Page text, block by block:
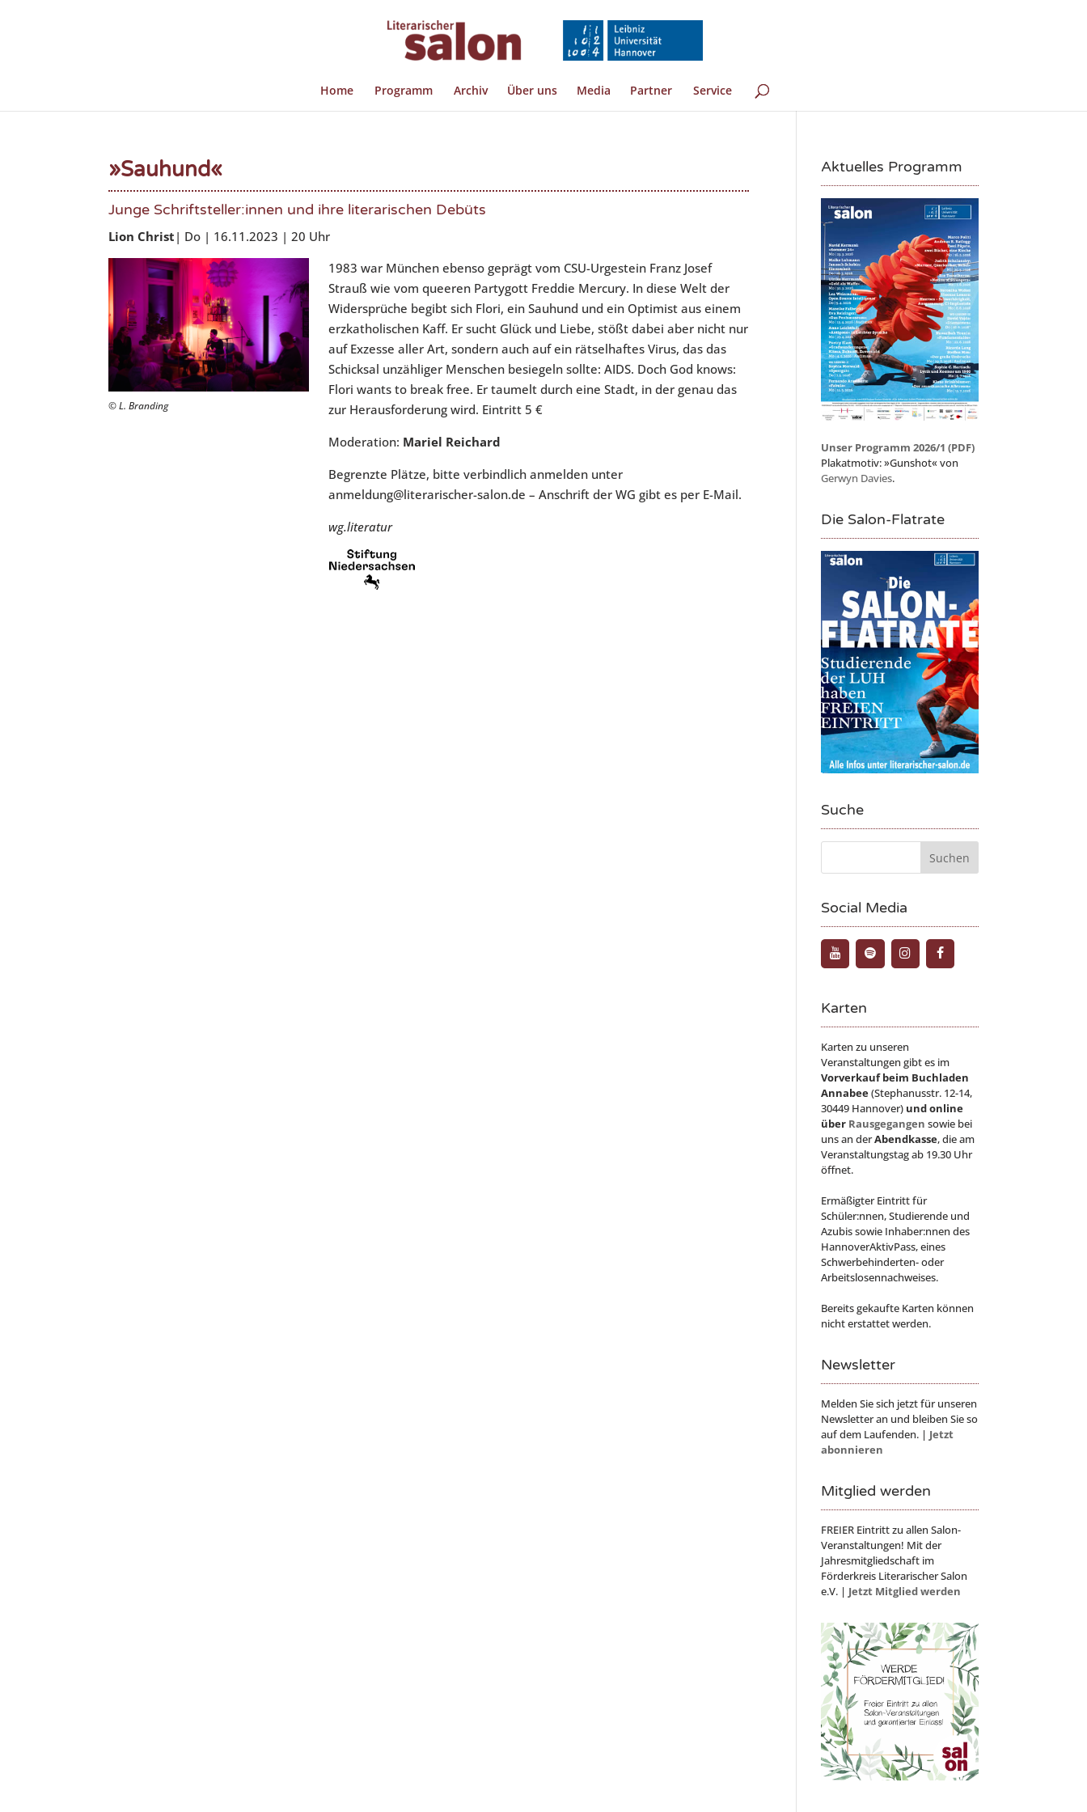
Home Programm Archiv Über uns Media Partner Service
»Sauhund«
Junge Schriftsteller:innen und ihre literarischen Debüts
Lion Christ | Do | 16.11.2023 | 20 Uhr
© L. Branding
1983 war München ebenso geprägt vom CSU-Urgestein Franz Josef
Strauß wie vom queeren Partygott Freddie Mercury. In diese Welt der
Widersprüche begibt sich Flori, ein Sauhund und ein Optimist aus einem
erzkatholischen Kaff. Er sucht Glück und Liebe, stößt dabei aber nicht nur
auf Exzesse aller Art, sondern auch auf ein rätselhaftes Virus, das das
Schicksal unzähliger Menschen besiegeln sollte: AIDS. Doch God knows:
Flori wants to break free. Er taumelt durch eine Stadt, in der genau das
zur Herausforderung wird.​ Eintritt 5 €
Moderation: Mariel Reichard
Begrenzte Plätze, bitte verbindlich anmelden unter
anmeldung@literarischer-salon.de – Anschrift der WG gibt es per E-Mail.
wg.literatur
Aktuelles Programm
Unser Programm 2026/1 (PDF)
Plakatmotiv: »Gunshot« von
Gerwyn Davies.
Die Salon-Flatrate
Suche
Social Media
Karten
Karten zu unseren
Veranstaltungen gibt es im
Vorverkauf beim Buchladen
Annabee(Stephanusstr. 12-14,
30449 Hannover) und online
über Rausgegangen sowie bei
uns an derAbendkasse, die am
Veranstaltungstag ab 19.30 Uhr
öffnet.
Ermäßigter Eintritt für
Schüler:nnen, Studierende und
Azubis sowie Inhaber:nnen des
HannoverAktivPass, eines
Schwerbehinderten- oder
Arbeitslosennachweises.
Bereits gekaufte Karten können
nicht erstattet werden.
Newsletter
Melden Sie sich jetzt für unseren
Newsletter an und bleiben Sie so
auf dem Laufenden. | Jetzt
abonnieren
Mitglied werden
FREIER Eintritt zu allen Salon-
Veranstaltungen! Mit der
Jahresmitgliedschaft im
Förderkreis Literarischer Salon
e.V. | Jetzt Mitglied werden